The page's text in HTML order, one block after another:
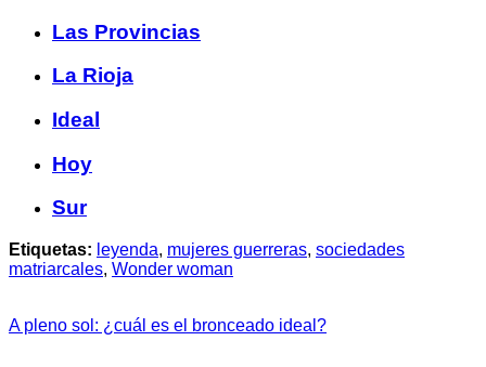
Las Provincias
La Rioja
Ideal
Hoy
Sur
Etiquetas: leyenda, mujeres guerreras, sociedades
matriarcales, Wonder woman
A pleno sol: ¿cuál es el bronceado ideal?